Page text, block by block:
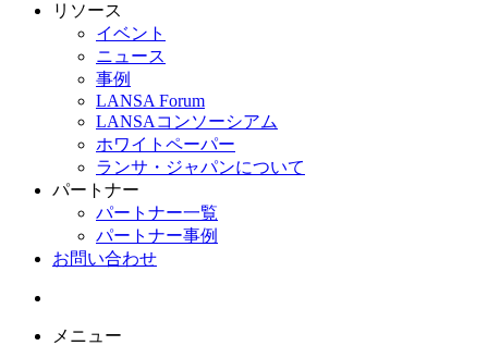
リソース
イベント
ニュース
事例
LANSA Forum
LANSAコンソーシアム
ホワイトペーパー
ランサ・ジャパンについて
パートナー
パートナー一覧
パートナー事例
お問い合わせ
メニュー